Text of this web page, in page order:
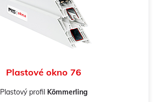
Plastové okno 76
Plastový profil Kömmerling